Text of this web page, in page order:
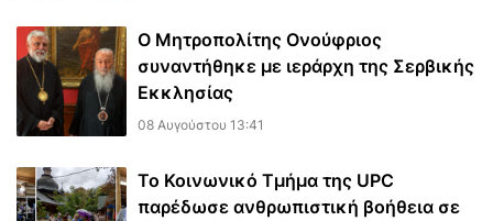
Ο Μητροπολίτης Ονούφριος
συναντήθηκε με ιεράρχη της Σερβικής
Εκκλησίας
08 Αυγούστου 13:41
Το Κοινωνικό Τμήμα της UPC
παρέδωσε ανθρωπιστική βοήθεια σε